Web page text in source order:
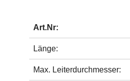
Art.Nr:
Länge:
Max. Leiterdurchmesser: